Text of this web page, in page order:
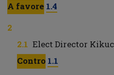
A favore 1.4
Elect Director
Contro 1.1